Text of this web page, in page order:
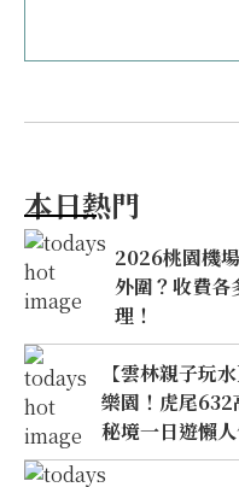
本日熱門
2026桃園機
外圍？收費各
理！
【雲林親子玩
樂園！虎尾
秘境一日遊懶